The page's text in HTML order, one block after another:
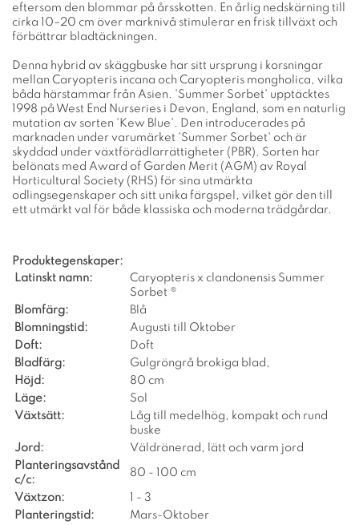
eftersom den blommar på årsskotten. En årlig nedskärning till
cirka 10–20 cm över marknivå stimulerar en frisk tillväxt och
förbättrar bladtäckningen.
Denna hybrid av skäggbuske har sitt ursprung i korsningar
mellan Caryopteris incana och Caryopteris mongholica, vilka
båda härstammar från Asien. 'Summer Sorbet' upptäcktes
1998 på West End Nurseries i Devon, England, som en naturlig
mutation av sorten 'Kew Blue'. Den introducerades på
marknaden under varumärket 'Summer Sorbet' och är
skyddad under växtförädlarrättigheter (PBR). Sorten har
belönats med Award of Garden Merit (AGM) av Royal
Horticultural Society (RHS) för sina utmärkta
odlingsegenskaper och sitt unika färgspel, vilket gör den till
ett utmärkt val för både klassiska och moderna trädgårdar.
Produktegenskaper:
Latinskt namn:
Caryopteris x clandonensis Summer
Sorbet ®
Blomfärg:
Blå
Blomningstid:
Augusti till Oktober
Doft:
Doft
Bladfärg:
Gulgröngrå brokiga blad,
Höjd:
80 cm
Läge:
Sol
Växtsätt:
Låg till medelhög, kompakt och rund
buske
Jord:
Väldränerad, lätt och varm jord
Planteringsavstånd
c/c:
80 - 100 cm
Växtzon:
1 - 3
Planteringstid:
Mars-Oktober